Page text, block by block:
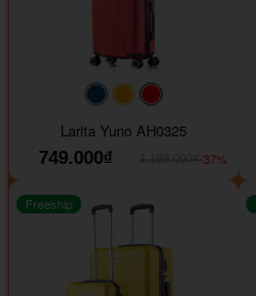
#093f69#ffa500
Larita Yuno AH0325
749.000₫
-37%
Freeship